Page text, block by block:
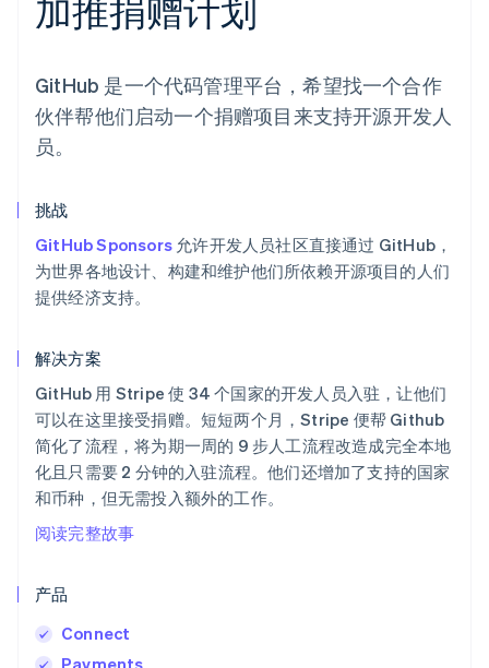
加推捐赠计划
GitHub 是一个代码管理平台，希望找一个合作
伙伴帮他们启动一个捐赠项目来支持开源开发人
员。
挑战
GitHub Sponsors 允许开发人员社区直接通过 GitHub，
为世界各地设计、构建和维护他们所依赖开源项目的人们
提供经济支持。
解决方案
GitHub 用 Stripe 使 34 个国家的开发人员入驻，让他们
可以在这里接受捐赠。短短两个月，Stripe 便帮 Github
简化了流程，将为期一周的 9 步人工流程改造成完全本地
化且只需要 2 分钟的入驻流程。他们还增加了支持的国家
和币种，但无需投入额外的工作。
阅读完整故事
产品
Connect